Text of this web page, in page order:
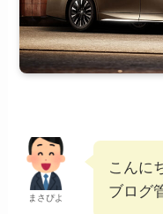
まさぴよ
こんに
ブログ